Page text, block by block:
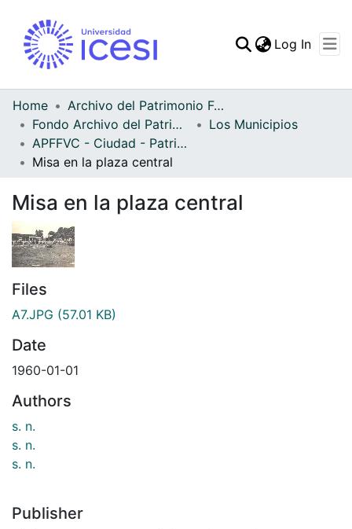
Statistics
Log In
Home
Archivo del Patrimonio Fotográfico y Fílmico del Valle del Cauca
Fondo Archivo del Patrimonio Fotográfico y Fílmico del Valle del Cauca
Los Municipios
APFFVC - Ciudad - Patrimonial
Misa en la plaza central
Misa en la plaza central
Files
A7.JPG (57.01 KB)
Date
1960-01-01
Authors
s. n.
s. n.
s. n.
Publisher